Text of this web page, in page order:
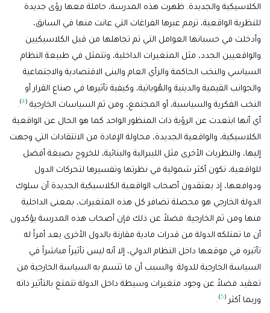
الكلاسيكية والجديدة. ظهرت هذه المدرسة، حاملة معها رؤى جديدة
للنظرية الواقعية، ترمم عبرها الفراغات التي عانت منها في السابق،
وأدخلت في حسبانها العوامل التي تم تجاهلها من قبل الكلاسيكيين
والواقعيين الجدد، مثل المتغيرات الداخلية، وتتمثل في طبيعة النظام
السياسي والنخب الحاكمة والرأي العام والبنى الاقتصادية والاجتماعية
والجوانب القيمية والدينية والهُوياتية، وكيفية تأثيرها في صناع القرار أو
النخب الفكرية والسياسية، أو المجتمع، ومن ثم السياسات الخارجية (
4
)
.
أي أنها ابتعدت عن الرؤية ذات المنظور الواحد كما هو الحال عن الواقعية
الكلاسيكية، والواقعية الجديدة، محاولة الإفادة من الانتقادات التي وجهت
إليها، والنظريات الأخرى مثل الليبرالية والبنائية، للخروج بصيغة أفضل
للواقعية، تكون أكثر شمولية في نظرتها وتفسيرها لتحركات الدول
ودوافعها، إذ يعتقدون أصحاب الواقعية الكلاسيكية الجديدة أن سلوك
الدولة الخارجي هو محصلة تضافر كل هذه المتغيرات، بمعنى الداخلية
منها ومن ثم الخارجية. فضلاً عن ذلك فإن أصحاب هذه المدرسة يؤكدون
أن ما تمتلكه الدولة من قدرات مادية مقارنة بالدول الأخرى يعد أمراً له
تأثيره في موقعها داخل النظام الدولي، إلا أنه ليس تأثيراً مباشراً في
السياسة الخارجية للدولة. والسبب أن ما تتسم به السياسة الخارجية من
تعقيد فضلاً عن وجود متغيرات وسيطة داخل الدولة تتمتع بالتأثير ذاته
وربما أكثر (
5
)
.